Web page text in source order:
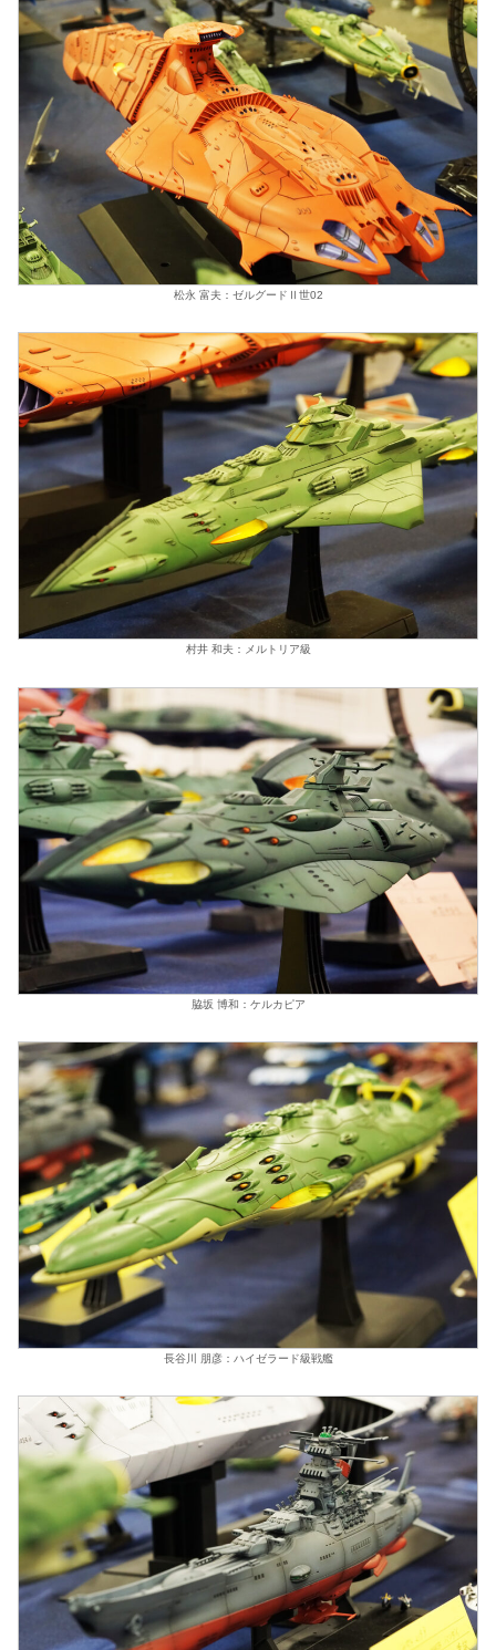
松永 富夫：ゼルグードⅡ世02
村井 和夫：メルトリア級
脇坂 博和：ケルカピア
長谷川 朋彦：ハイゼラード級戦艦